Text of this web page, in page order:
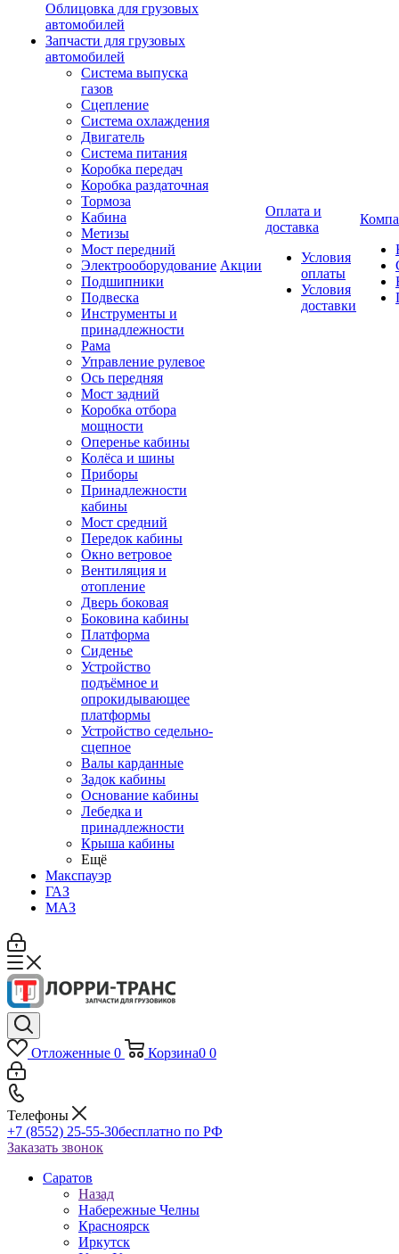
Облицовка для грузовых
автомобилей
Запчасти для грузовых
автомобилей
Система выпуска
газов
Сцепление
Система охлаждения
Двигатель
Система питания
Коробка передач
Коробка раздаточная
Тормоза
Кабина
Метизы
Мост передний
Электрооборудование
Подшипники
Подвеска
Инструменты и
принадлежности
Рама
Управление рулевое
Ось передняя
Мост задний
Коробка отбора
мощности
Оперенье кабины
Колёса и шины
Приборы
Принадлежности
кабины
Мост средний
Передок кабины
Окно ветровое
Вентиляция и
отопление
Дверь боковая
Боковина кабины
Платформа
Сиденье
Устройство
подъёмное и
опрокидывающее
платформы
Устройство седельно-
сцепное
Валы карданные
Задок кабины
Основание кабины
Лебедка и
принадлежности
Крыша кабины
Ещё
Макспауэр
ГАЗ
МАЗ
Акции
Оплата и
доставка
Условия
оплаты
Условия
доставки
Отложенные 0 Корзина0 0
Телефоны
+7 (8552) 25-55-30бесплатно по РФ
Заказать звонок
Саратов
Назад
Набережные Челны
Красноярск
Иркутск